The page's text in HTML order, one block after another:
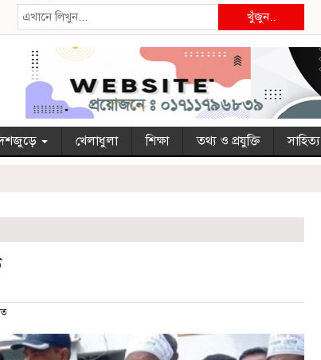
খুঁজুন..
খেলাধুলা শিক্ষা তথ্য ও প্রযুক্তি সাহিত্য